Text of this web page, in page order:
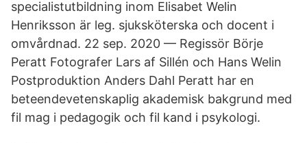
specialistutbildning inom Elisabet Welin
Henriksson är leg. sjuksköterska och docent i
omvårdnad. 22 sep. 2020 — Regissör Börje
Peratt Fotografer Lars af Sillén och Hans Welin
Postproduktion Anders Dahl Peratt har en
beteendevetenskaplig akademisk bakgrund med
fil mag i pedagogik och fil kand i psykologi.